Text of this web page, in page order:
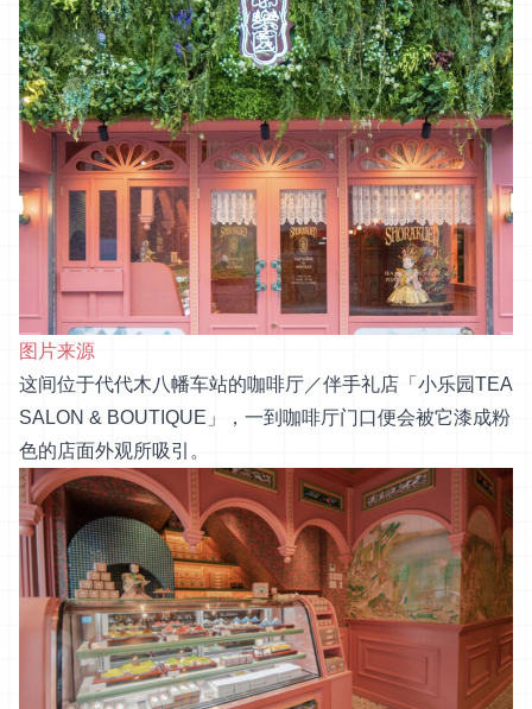
图片来源
这间位于代代木八幡车站的咖啡厅／伴手礼店「小乐园TEA
SALON & BOUTIQUE」，一到咖啡厅门口便会被它漆成粉
色的店面外观所吸引。